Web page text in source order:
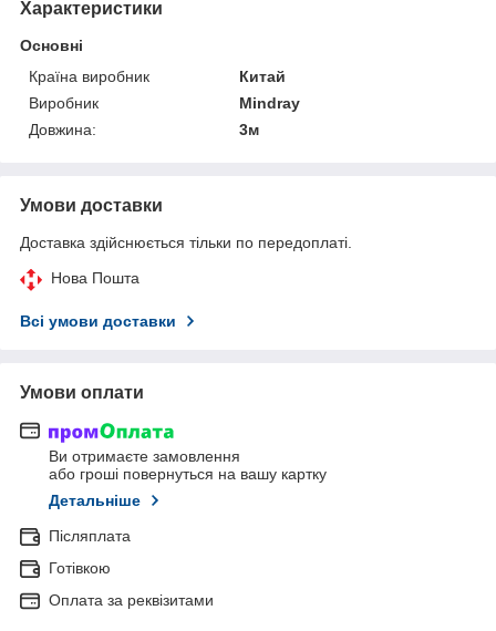
Характеристики
Основні
Країна виробник
Китай
Виробник
Mindray
Довжина:
3м
Умови доставки
Доставка здійснюється тільки по передоплаті.
Нова Пошта
Всі умови доставки
Умови оплати
Ви отримаєте замовлення
або гроші повернуться на вашу картку
Детальніше
Післяплата
Готівкою
Оплата за реквізитами